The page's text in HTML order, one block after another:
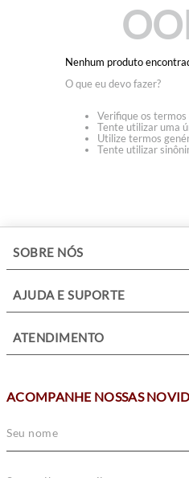
Nenhum produto
O que eu devo fazer?
Verifique os termos
Tente utilizar uma
Utilize termos
Tente utilizar
SOBRE NÓS
AJUDA E SUPORTE
ATENDIMENTO
ACOMPANHE NOSSAS